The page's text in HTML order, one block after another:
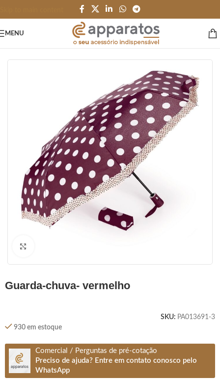
MENU
guarda-chuva- vermelho
SKU: PA013691-3
930 em estoque
Comercial / Perguntas de pré-cotação
Preciso de ajuda? Entre em contato conosco pelo
WhatsApp